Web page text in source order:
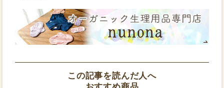
この記事を読んだ人へ